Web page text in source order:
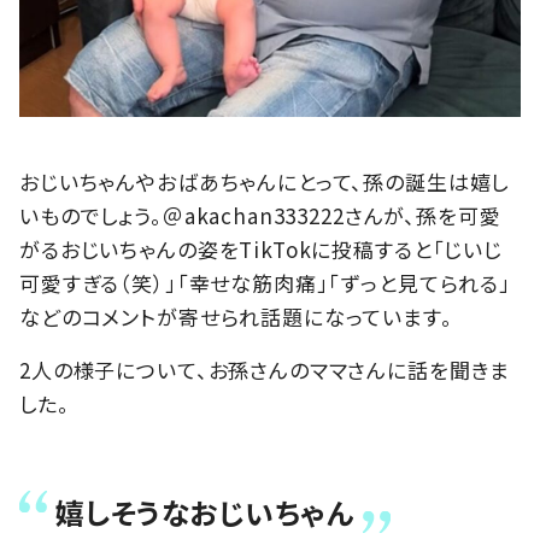
おじいちゃんやおばあちゃんにとって、孫の誕生は嬉し
いものでしょう。＠akachan333222さんが、孫を可愛
がるおじいちゃんの姿をTikTokに投稿すると「じいじ
可愛すぎる（笑）」「幸せな筋肉痛」「ずっと見てられる」
などのコメントが寄せられ話題になっています。
2人の様子について、お孫さんのママさんに話を聞きま
した。
嬉しそうなおじいちゃん